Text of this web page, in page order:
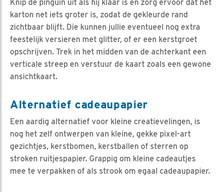
Knip de pinguïn uit als hij klaar is en zorg ervoor dat het
karton net iets groter is, zodat de gekleurde rand
zichtbaar blijft. Die kunnen jullie eventueel nog extra
feestelijk versieren met glitter, of er een kerstgroet
opschrijven. Trek in het midden van de achterkant een
verticale streep en verstuur de kaart zoals een gewone
ansichtkaart.
Alternatief cadeaupapier
Een aardig alternatief voor kleine creatievelingen, is
nog het zelf ontwerpen van kleine, gekke pixel-art
gezichtjes, kerstbomen, kerstballen of sterren op
stroken ruitjespapier. Grappig om kleine cadeautjes
mee te verpakken of als strook om egaal cadeaupapier.